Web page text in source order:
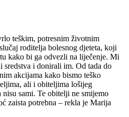
teškim, potresnim životnim
roditelja bolesnog djeteta, koji
kako bi ga odvezli na liječenje. Mi
i donirali im. Od tada do
akcijama kako bismo teško
ali i obiteljima lošijeg
sami. Te obitelji ne smijemo
zaista potrebna – rekla je Marija